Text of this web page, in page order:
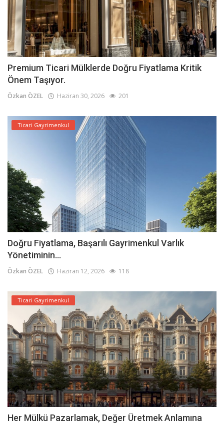
Premium Ticari Mülklerde Doğru Fiyatlama Kritik
Önem Taşıyor.
Özkan ÖZEL Haziran 30, 2026 201
Ticari Gayrimenkul
Doğru Fiyatlama, Başarılı Gayrimenkul Varlık
Yönetiminin...
Özkan ÖZEL Haziran 12, 2026 118
Ticari Gayrimenkul
Her Mülkü Pazarlamak, Değer Üretmek Anlamına